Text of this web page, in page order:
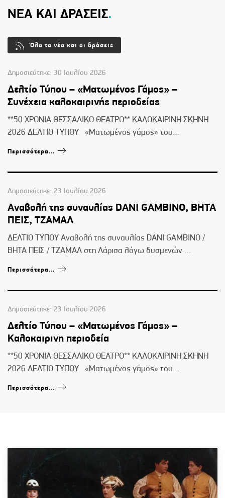
ΝΕΑ ΚΑΙ ΔΡΑΣΕΙΣ.
Όλα τα νέα και οι δράσεις
Δημοσιεύτηκε: 30 Ιουλίου 2026
Δελτίο Τύπου – «Ματωμένος Γάμος» –
Συνέχεια καλοκαιρινής περιοδείας
**50 ΧΡΟΝΙΑ ΘΕΣΣΑΛΙΚΟ ΘΕΑΤΡΟ** ΚΑΛΟΚΑΙΡΙΝΗ ΣΚΗΝΗ
2026 ΔΕΛΤΙΟ ΤΥΠΟΥ «Ματωμένος γάμος» του…
Περισσότερα…
Δημοσιεύτηκε: 23 Ιουλίου 2026
Αναβολή της συναυλίας DANI GAMBINO, ΒΗΤΑ
ΠΕΙΣ, ΤΖΑΜΑΛ
ΔΕΛΤΙΟ ΤΥΠΟΥ Αναβολή της συναυλίας DANI GAMBINO /
ΒΗΤΑ ΠΕΙΣ / ΤΖΑΜΑΛ στη Λάρισα λόγω δυσμενών …
Περισσότερα…
Δημοσιεύτηκε: 23 Ιουλίου 2026
Δελτίο Τύπου – «Ματωμένος Γάμος» –
Καλοκαιρινη περιοδεία
**50 ΧΡΟΝΙΑ ΘΕΣΣΑΛΙΚΟ ΘΕΑΤΡΟ** ΚΑΛΟΚΑΙΡΙΝΗ ΣΚΗΝΗ
2026 ΔΕΛΤΙΟ ΤΥΠΟΥ «Ματωμένος γάμος» του…
Περισσότερα…